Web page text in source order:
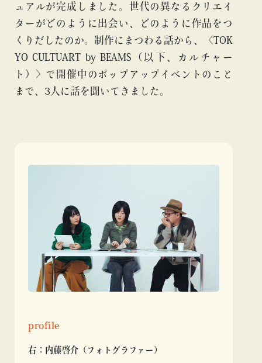
ュアルが完成しました。世代の異なるクリエイ
ターがどのように出会い、どのように作品をつ
くりだしたのか。制作にまつわる話から、〈TOK
YO CULTUART by BEAMS（以下、カルチャー
ト）〉で開催中のポップアップイベントのこと
まで、3人に話を聞いてきました。
profile
右：内藤啓介（フォトグラファー）